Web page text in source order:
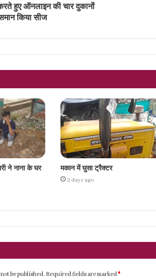
करते हुए ऑनलाइन की चार दुकानों
किया सीज
ने नाना के घर मकान में घुसा ट्रैक्टर
2 days ago
be published. Required fields are marked*